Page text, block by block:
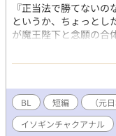
『正当法で勝てない
というか、ちょっとし
が魔王陛下と念願の合
てから早100年。魔王
うになっていた。 子
陛下は、チアキを襲
完全異形魔王陛下。 ※
ラチオ、スパンキング
ベルズさんでも公開し
BL 短編 （元
イソギンチャクアナル